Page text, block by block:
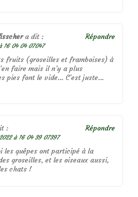
a dit :
16 04 04 07047
fruits (groseilles et framboises) à
faire mais il n’y a plus
pies font le vide… C’est juste…
Répondre
:
à 16 04 39 07397
les guêpes ont participé à la
groseilles, et les oiseaux aussi,
chats !
Répondre